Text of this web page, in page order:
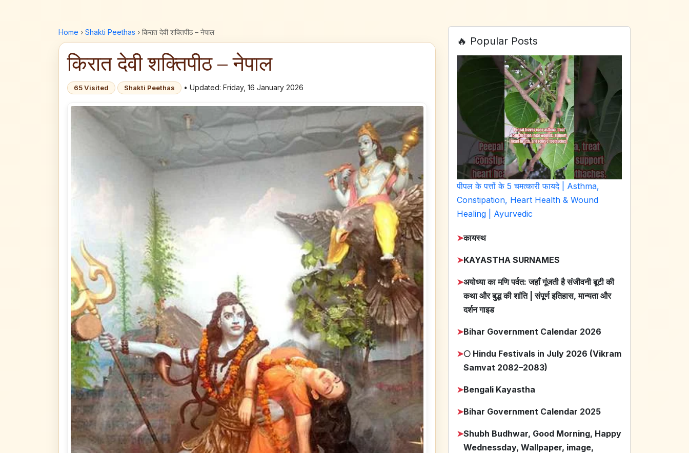
Home › Shakti Peethas › किरात देवी शक्तिपीठ – नेपाल
किरात देवी शक्तिपीठ – नेपाल
65 Visited Shakti Peethas • Updated: Friday, 16 January 2026
🔥 Popular Posts
पीपल के पत्तों के 5 चमत्कारी फायदे | Asthma,
Constipation, Heart Health & Wound
Healing | Ayurvedic
➤कायस्थ
➤KAYASTHA SURNAMES
➤अयोध्या का मणि पर्वत: जहाँ गूंजती है संजीवनी बूटी की
कथा और बुद्ध की शांति | संपूर्ण इतिहास, मान्यता और
दर्शन गाइड
➤Bihar Government Calendar 2026
➤🌕 Hindu Festivals in July 2026 (Vikram
Samvat 2082–2083)
➤Bengali Kayastha
➤Bihar Government Calendar 2025
➤Shubh Budhwar, Good Morning, Happy
Wednessday, Wallpaper, image,